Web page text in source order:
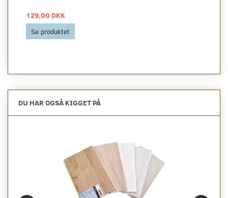
129,00 DKK
Se produktet
DU HAR OGSÅ KIGGET PÅ